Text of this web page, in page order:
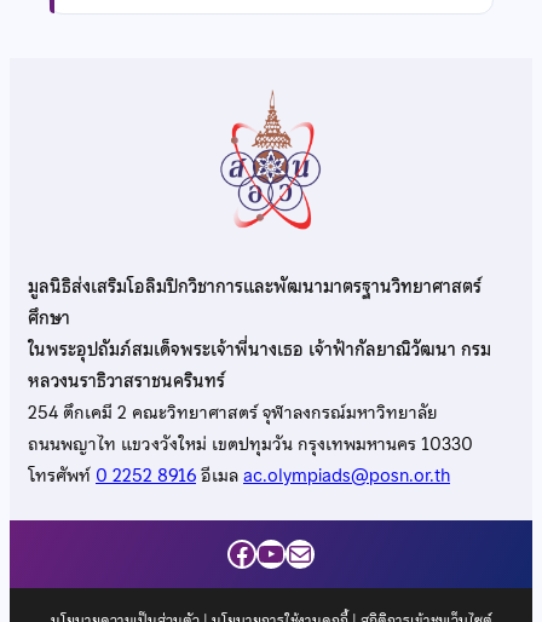
มูลนิธิส่งเสริมโอลิมปิกวิชาการและพัฒนามาตรฐานวิทยาศาสตร์
ศึกษา
ในพระอุปถัมภ์สมเด็จพระเจ้าพี่นางเธอ เจ้าฟ้ากัลยาณิวัฒนา กรม
หลวงนราธิวาสราชนครินทร์
254 ตึกเคมี 2 คณะวิทยาศาสตร์ จุฬาลงกรณ์มหาวิทยาลัย
ถนนพญาไท แขวงวังใหม่ เขตปทุมวัน กรุงเทพมหานคร 10330
โทรศัพท์0 2252 8916อีเมลac.olympiads@posn.or.th
Facebook
YouTube
Mail